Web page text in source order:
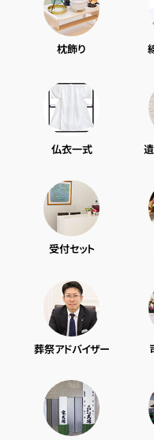
枕飾り
仏衣一式
受付セット
葬祭アドバイザー